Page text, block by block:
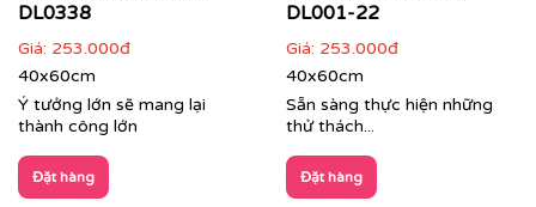
DL0338
Giá: 253.000đ
40x60cm
Ý tưởng lớn sẽ mang lại
thành công lớn
Đặt hàng
DL001-22
Giá: 253.000đ
40x60cm
Sẵn sàng thực hiện những
thử thách...
Đặt hàng